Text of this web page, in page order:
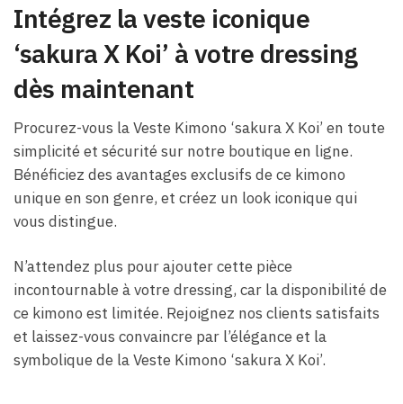
Intégrez la veste iconique
‘sakura X Koi’ à votre dressing
dès maintenant
Procurez-vous la Veste Kimono ‘sakura X Koi’ en toute
simplicité et sécurité sur notre boutique en ligne.
Bénéficiez des avantages exclusifs de ce kimono
unique en son genre, et créez un look iconique qui
vous distingue.
N’attendez plus pour ajouter cette pièce
incontournable à votre dressing, car la disponibilité de
ce kimono est limitée. Rejoignez nos clients satisfaits
et laissez-vous convaincre par l’élégance et la
symbolique de la Veste Kimono ‘sakura X Koi’.